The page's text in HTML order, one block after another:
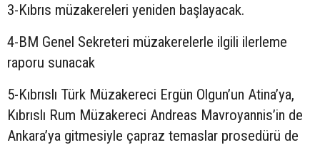
3-Kıbrıs müzakereleri yeniden başlayacak.
4-BM Genel Sekreteri müzakerelerle ilgili ilerleme
raporu sunacak
5-Kıbrıslı Türk Müzakereci Ergün Olgun’un Atina’ya,
Kıbrıslı Rum Müzakereci Andreas Mavroyannis’in de
Ankara’ya gitmesiyle çapraz temaslar prosedürü de